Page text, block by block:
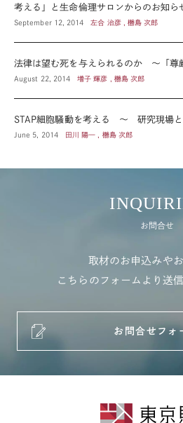
考える」と生命倫理サロンからのお知ら
September 12, 2014 左合 治彦 , 橳島 次郎
法律は望む死を与えられるのか ～「尊
August 22, 2014 増子 輝彦 , 橳島 次郎
STAP細胞騒動を考える ～ 研究現場と
June 5, 2014 田川 陽一 , 橳島 次郎
お問合せ
取材のお申込みや
こちらのフォームより送
お問合せフォ